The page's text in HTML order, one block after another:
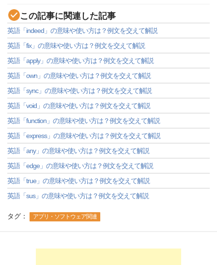
この記事に関連した記事
英語「indeed」の意味や使い方は？例文を交えて解説
英語「fix」の意味や使い方は？例文を交えて解説
英語「apply」の意味や使い方は？例文を交えて解説
英語「own」の意味や使い方は？例文を交えて解説
英語「sync」の意味や使い方は？例文を交えて解説
英語「void」の意味や使い方は？例文を交えて解説
英語「function」の意味や使い方は？例文を交えて解説
英語「express」の意味や使い方は？例文を交えて解説
英語「any」の意味や使い方は？例文を交えて解説
英語「edge」の意味や使い方は？例文を交えて解説
英語「true」の意味や使い方は？例文を交えて解説
英語「sus」の意味や使い方は？例文を交えて解説
タグ： アプリ・ソフトウェア関連